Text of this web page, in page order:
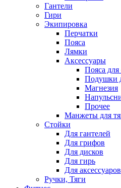
Гантели
Гири
Экипировка
Перчатки
Пояса
Лямки
Аксессуары
Пояса
Подушки
Магнезия
Прочее
Манжеты для
Стойки
Для гантелей
Для грифов
Для дисков
Для гирь
Для аксессуаров
Ручки, Тяги